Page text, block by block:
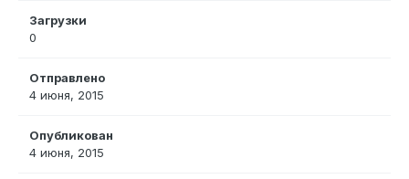
Загрузки
0
Отправлено
4 июня, 2015
Опубликован
4 июня, 2015